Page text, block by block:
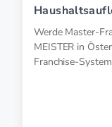
Werde Master-
MEISTER in
Franchise-